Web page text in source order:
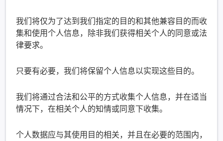
我们将仅为了达到我们指定的目的和其他兼容目的而收
集和使用个人信息，除非我们获得相关个人的同意或法
律要求。
只要有必要，我们将保留个人信息以实现这些目的。
我们将通过合法和公平的方式收集个人信息，并在适当
情况下，在相关个人的知情或同意下收集。
个人数据应与其使用目的相关，并且在必要的范围内，